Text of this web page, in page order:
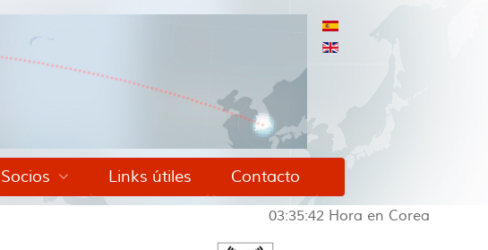
Socios Links útiles Contacto
03:35:43 Hora en Corea